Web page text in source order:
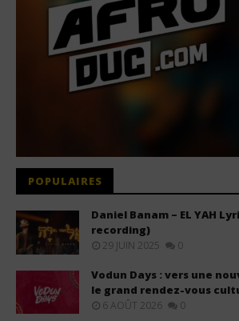
POPULAIRES
Daniel Banam – EL YAH
recording)
29 JUIN 2025 0
Vodun Days : vers une
le grand rendez-vous
6 AOÛT 2026 0